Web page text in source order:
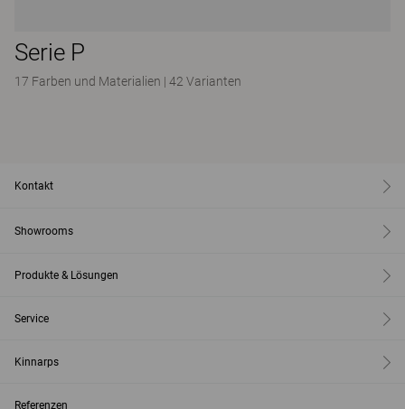
Serie P
17 Farben und Materialien | 42 Varianten
Kontakt
Showrooms
Produkte & Lösungen
Service
Kinnarps
Referenzen